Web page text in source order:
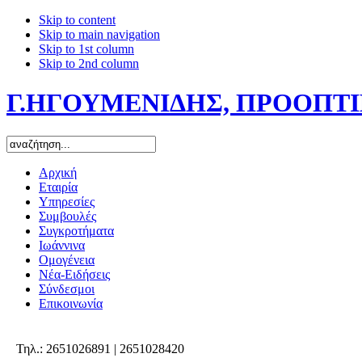
Skip to content
Skip to main navigation
Skip to 1st column
Skip to 2nd column
Γ.ΗΓΟΥΜΕΝΙΔΗΣ,
Αρχική
Εταιρία
Υπηρεσίες
Συμβουλές
Συγκροτήματα
Ιωάννινα
Ομογένεια
Νέα-Ειδήσεις
Σύνδεσμοι
Επικοινωνία
Τηλ.: 2651026891 | 2651028420